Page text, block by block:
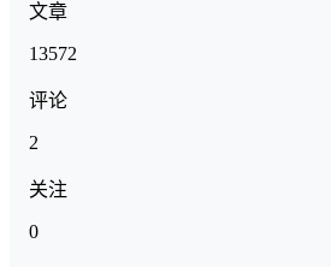
文章
13572
评论
2
关注
0